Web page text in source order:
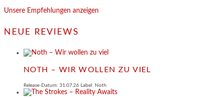
Unsere Empfehlungen anzeigen
NEUE REVIEWS
NOTH – WIR WOLLEN ZU VIEL
Release-Datum: 31.07.26 Label: Noth